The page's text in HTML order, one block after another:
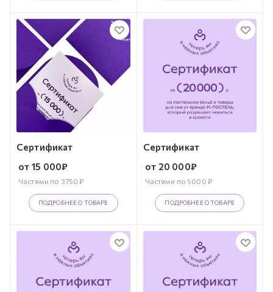
Сертификат
от 15 000₽
Частями по 3750 ₽
ПОДРОБНЕЕ О ТОВАРЕ
Сертификат
от 20 000₽
Частями по 5000 ₽
ПОДРОБНЕЕ О ТОВАРЕ